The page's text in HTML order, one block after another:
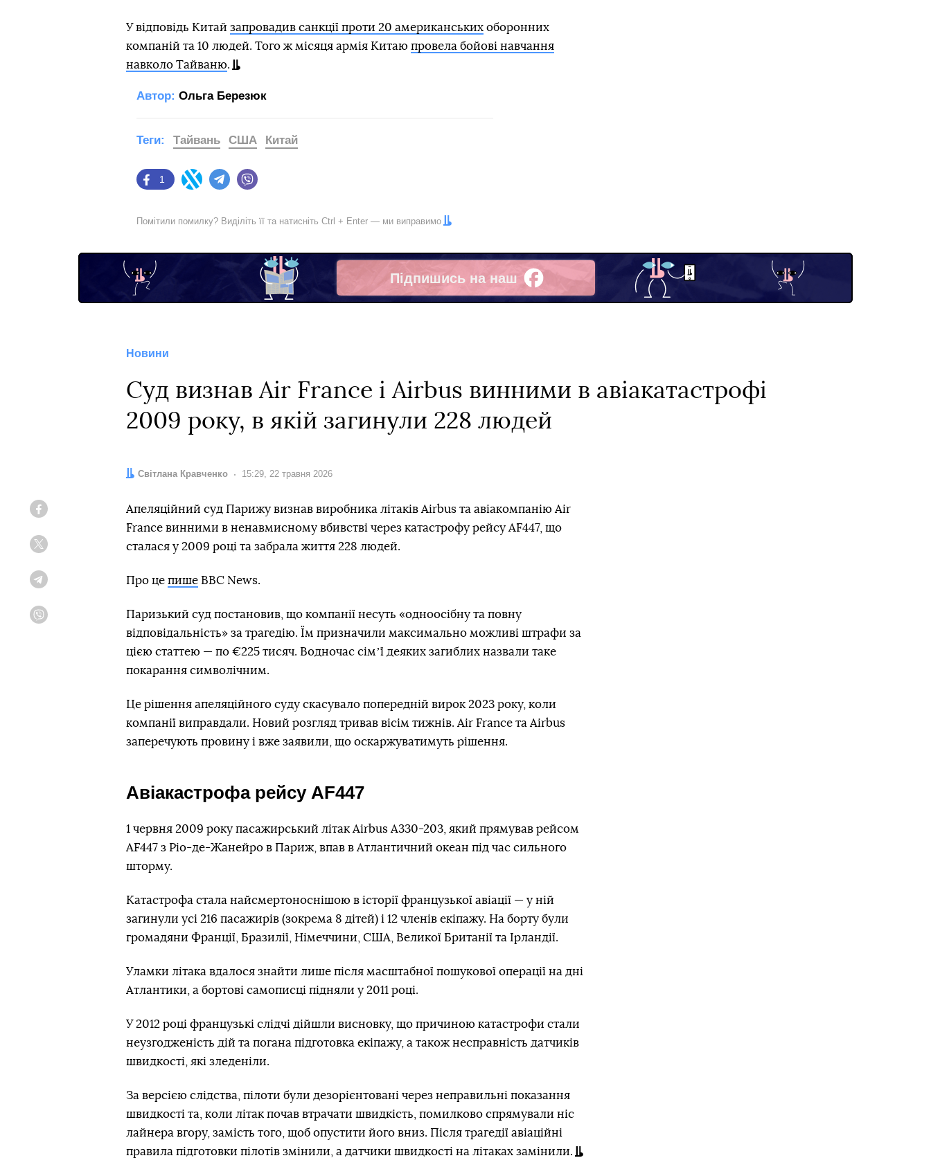
У відповідь Китай запровадив санкції проти 20 американських оборонних
компаній та 10 людей. Того ж місяця армія Китаю провела бойові навчання
навколо Тайваню.
Автор: Ольга Березюк
Facebook
1
Twitter Telegram
Теги: Тайвань США Китай
Помітили помилку? Виділіть її та натисніть Ctrl + Enter — ми виправимо
Підпишись на наш
Facebook
Новини
Суд визнав Air France і Airbus винними в авіакатастрофі
2009 року, в якій загинули 228 людей
Автор:
Світлана Кравченко Дата:
15:29, 22 травня 2026
Апеляційний суд Парижу визнав виробника літаків Airbus та авіакомпанію Air
France винними в ненавмисному вбивстві через катастрофу рейсу AF447, що
сталася у 2009 році та забрала життя 228 людей.
Про це пише BBC News.
Паризький суд постановив, що компанії несуть «одноосібну та повну
відповідальність» за трагедію. Їм призначили максимально можливі штрафи за
цією статтею — по €225 тисяч. Водночас сімʼї деяких загиблих назвали таке
покарання символічним.
Це рішення апеляційного суду скасувало попередній вирок 2023 року, коли
компанії виправдали. Новий розгляд тривав вісім тижнів. Air France та Airbus
заперечують провину і вже заявили, що оскаржуватимуть рішення.
Авіакастрофа рейсу AF447
1 червня 2009 року пасажирський літак Airbus A330-203, який прямував рейсом
AF447 з Ріо-де-Жанейро в Париж, впав в Атлантичний океан під час сильного
шторму.
Катастрофа стала найсмертоноснішою в історії французької авіації — у ній
загинули усі 216 пасажирів (зокрема 8 дітей) і 12 членів екіпажу. На борту були
громадяни Франції, Бразилії, Німеччини, США, Великої Британії та Ірландії.
Уламки літака вдалося знайти лише після масштабної пошукової операції на дні
Атлантики, а бортові самописці підняли у 2011 році.
У 2012 році французькі слідчі дійшли висновку, що причиною катастрофи стали
неузгодженість дій та погана підготовка екіпажу, а також несправність датчиків
швидкості, які зледеніли.
За версією слідства, пілоти були дезорієнтовані через неправильні показання
швидкості та, коли літак почав втрачати швидкість, помилково спрямували ніс
лайнера вгору, замість того, щоб опустити його вниз. Після трагедії авіаційні
правила підготовки пілотів змінили, а датчики швидкості на літаках замінили.